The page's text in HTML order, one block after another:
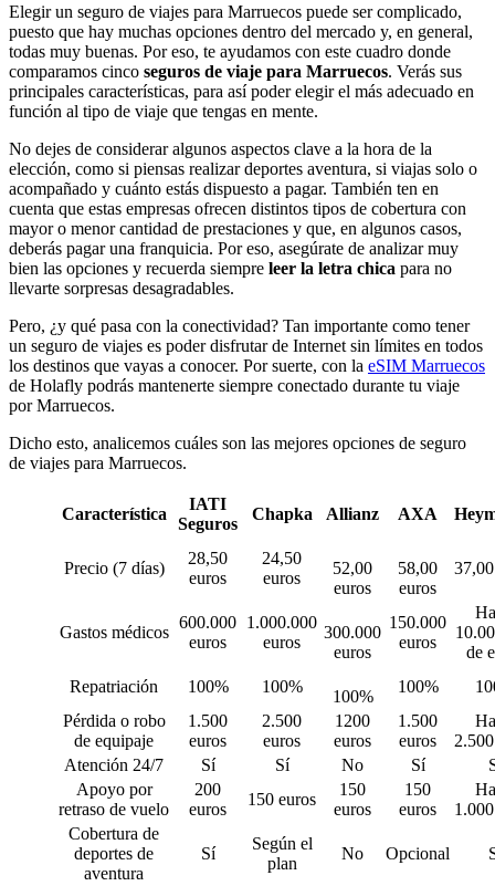
Elegir un seguro de viajes para Marruecos puede ser complicado,
puesto que hay muchas opciones dentro del mercado y, en general,
todas muy buenas. Por eso, te ayudamos con este cuadro donde
comparamos cinco seguros de viaje para Marruecos. Verás sus
principales características, para así poder elegir el más adecuado en
función al tipo de viaje que tengas en mente.
No dejes de considerar algunos aspectos clave a la hora de la
elección, como si piensas realizar deportes aventura, si viajas solo o
acompañado y cuánto estás dispuesto a pagar. También ten en
cuenta que estas empresas ofrecen distintos tipos de cobertura con
mayor o menor cantidad de prestaciones y que, en algunos casos,
deberás pagar una franquicia. Por eso, asegúrate de analizar muy
bien las opciones y recuerda siempre leer la letra chica para no
llevarte sorpresas desagradables.
Pero, ¿y qué pasa con la conectividad? Tan importante como tener
un seguro de viajes es poder disfrutar de Internet sin límites en todos
los destinos que vayas a conocer. Por suerte, con la eSIM Marruecos
de Holafly podrás mantenerte siempre conectado durante tu viaje
por Marruecos.
Dicho esto, analicemos cuáles son las mejores opciones de seguro
de viajes para Marruecos.
Característica
IATI
Seguros
Chapka Allianz AXA
Precio (7 días)
28,50
euros
24,50
euros
52,00
euros
58,00
euros
Gastos médicos
600.000
euros
1.000.000
euros
300.000
euros
150.000
euros
de
Repatriación
100% 100%
100%
100%
Pérdida o robo
de equipaje
1.500
euros
2.500
euros
1200
euros
1.500
euros
Atención 24/7
Sí Sí No Sí
Apoyo por
retraso de vuelo
200
euros
150 euros
150
euros
150
euros
Cobertura de
deportes de
aventura
Sí
Según el
plan
No Opcional